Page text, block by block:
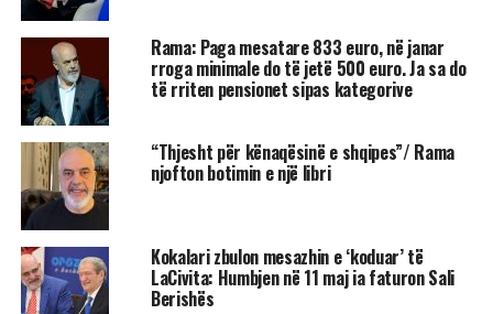
Rama: Paga mesatare 833 euro, në janar
rroga minimale do të jetë 500 euro. Ja sa do
të rriten pensionet sipas kategorive
“Thjesht për kënaqësinë e shqipes”/ Rama
njofton botimin e një libri
Kokalari zbulon mesazhin e ‘koduar’ të
LaCivita: Humbjen në 11 maj ia faturon Sali
Berishës